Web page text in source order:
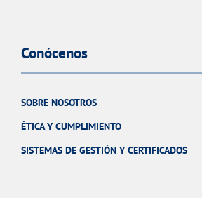
Conócenos
SOBRE NOSOTROS
ÉTICA Y CUMPLIMIENTO
SISTEMAS DE GESTIÓN Y CERTIFICADOS